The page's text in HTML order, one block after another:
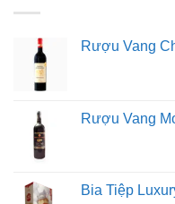
Rượu Vang
Rượu Vang
Bia Tiệp